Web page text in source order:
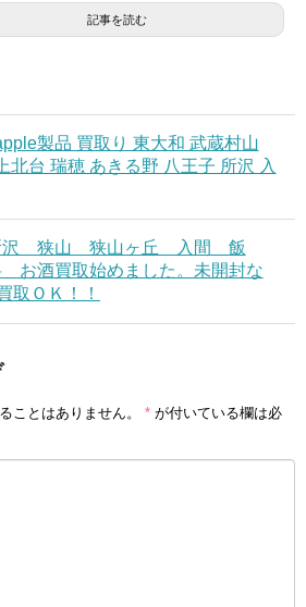
記事を読む
製品 買取り 東大和 武蔵村山
北台 瑞穂 あきる野 八王子 所沢 入
沢 狭山 狭山ヶ丘 入間 飯
酒買取始めました。未開封な
ＯＫ！！
ことはありません。 * が付いている欄は必